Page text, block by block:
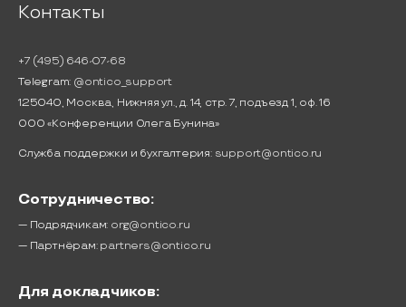
Контакты
+7 (495) 646-07-68
Telegram: @ontico_support
125040, Москва, Нижняя ул., д. 14, стр. 7, подъезд 1, оф. 16
ООО «Конференции Олега Бунина»
Служба поддержки и бухгалтерия: support@ontico.ru
Сотрудничество:
— Подрядчикам: org@ontico.ru
— Партнёрам: partners@ontico.ru
Для докладчиков: